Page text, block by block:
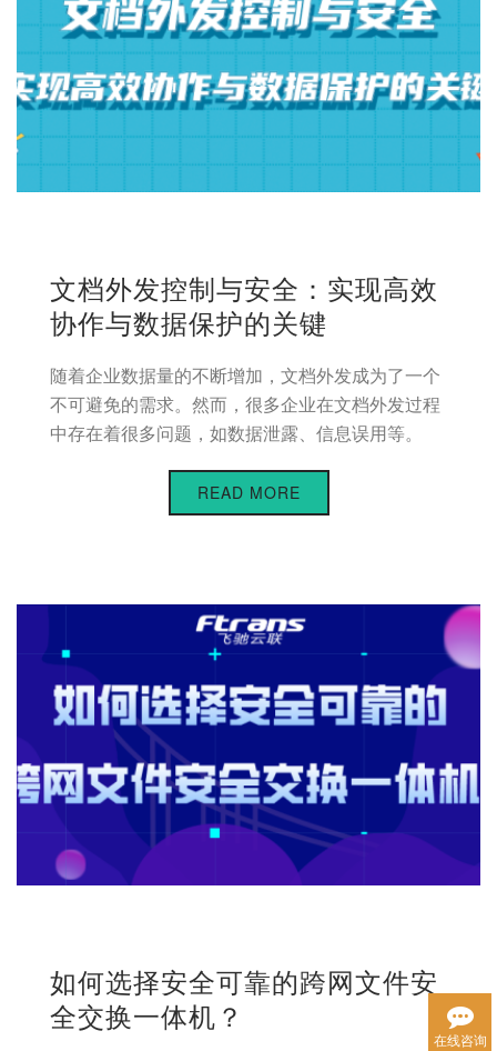
文档外发控制与安全：实现高效
协作与数据保护的关键
随着企业数据量的不断增加，文档外发成为了一个
不可避免的需求。然而，很多企业在文档外发过程
中存在着很多问题，如数据泄露、信息误用等。
READ MORE
如何选择安全可靠的跨网文件安
全交换一体机？
在线咨询